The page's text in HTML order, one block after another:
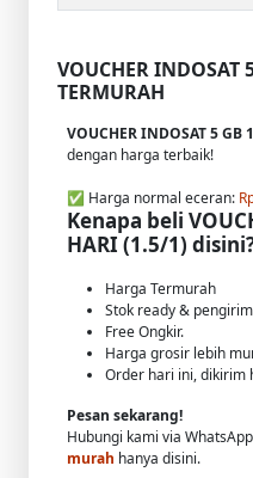
VOUCHER INDOSAT
TERMURAH
VOUCHER INDOSAT 5 GB
dengan harga terbaik!
✅ Harga normal eceran:
Kenapa beli
HARI (1.5/1)
Harga Termurah
Stok ready &
Free Ongkir.
Harga grosir lebih
Order hari ini, dikirim
Pesan sekarang!
Hubungi kami via
murah hanya disini.